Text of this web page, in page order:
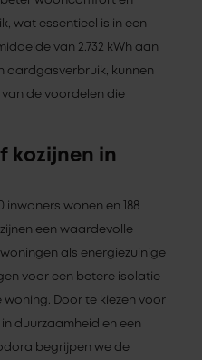
wat essentieel is in een
van 2.732 kWh aan
aardgasverbruik, kunnen
de voordelen die
kozijnen in
inwoners wonen en 188
een waardevolle
als energiezuinige
voor een betere isolatie
Door te kiezen voor
duurzaamheid en een
begrijpen we de